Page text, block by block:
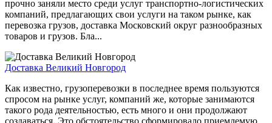
прочно заняли место среди услуг транспортно-логистических
компаний, предлагающих свои услуги на таком рынке, как
перевозка грузов, доставка Московский округ разнообразных
товаров и грузов. Бла...
Доставка Великий Новгород
Как известно, грузоперевозки в последнее время пользуются
спросом на рынке услуг, компаний же, которые занимаются
такого рода деятельностью, есть много и они продолжают